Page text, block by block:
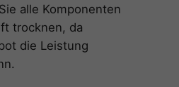
alle Komponenten
trocknen, da
die Leistung